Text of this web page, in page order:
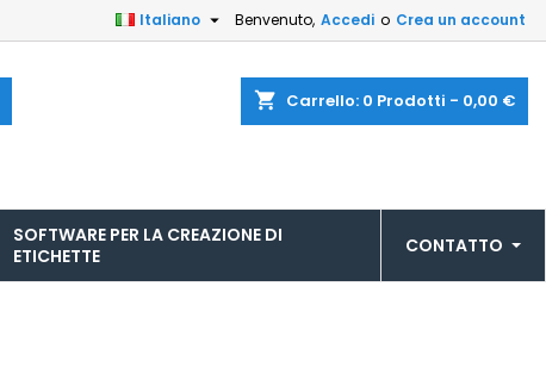
Benvenuto, Accedi o Crea un account
Italiano 
shopping_cart Carrello: 0 Prodotti - 0,00 €
SOFTWARE PER LA CREAZIONE DI
ETICHETTE
CONTATTO